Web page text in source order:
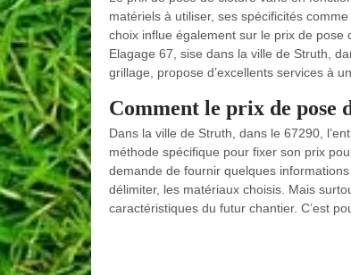
matériels à utiliser, ses spécificités
choix influe également sur le prix de pose
Elagage 67, sise dans la ville de Struth,
grillage, propose d’excellents services à
Comment le prix de pose
Dans la ville de Struth, dans le 67290,
méthode spécifique pour fixer son prix
demande de fournir quelques
délimiter, les matériaux choisis. Mais
caractéristiques du futur chantier. C’est